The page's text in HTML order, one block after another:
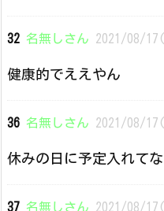
32 名無しさん 2021/08/
健康的でええやん
36 名無しさん 2021/08/
休みの日に予定入れて
37 名無しさん 2021/08/